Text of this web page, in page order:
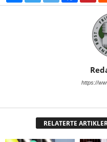
https://
RELATERTE